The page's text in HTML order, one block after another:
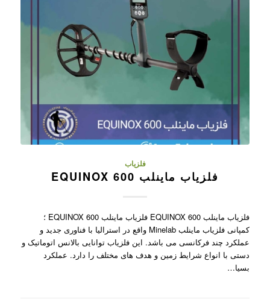
فلزیاب
فلزیاب ماینلب EQUINOX 600
فلزیاب ماینلب EQUINOX 600 فلزیاب ماینلب EQUINOX 600 ؛
کمپانی فلزیاب ماینلب Minelab واقع در استرالیا با فناوری جدید و
عملکرد چند فرکانسی می باشد. این فلزیاب توانایی بالانس اتوماتیک و
دستی با انواع شرایط زمین و هدف های مختلف را دارد. عملکرد
بسیا…